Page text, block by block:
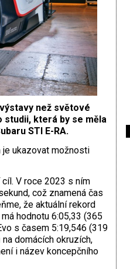
než světové
studii, která by se měla
STI E-RA.
ukazovat možnosti
V roce 2023 s ním
což znamená čas
že aktuální rekord
hodnotu 6:05,33 (365
s časem 5:19,546 (319
domácích okruzích,
i název koncepčního